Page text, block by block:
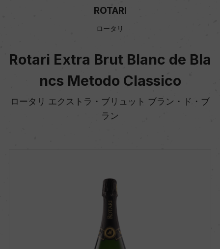
ROTARI
ロータリ
Rotari Extra Brut Blanc de Bla
ncs Metodo Classico
ロータリ エクストラ・ブリュット ブラン・ド・ブ
ラン